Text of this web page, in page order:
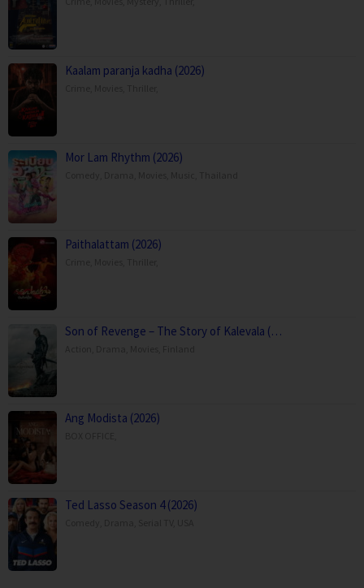
Kaalam paranja kadha (2026)
Mor Lam Rhythm (2026)
Paithalattam (2026)
Son of Revenge – The Story of Kalevala (…
Ang Modista (2026)
Ted Lasso Season 4 (2026)